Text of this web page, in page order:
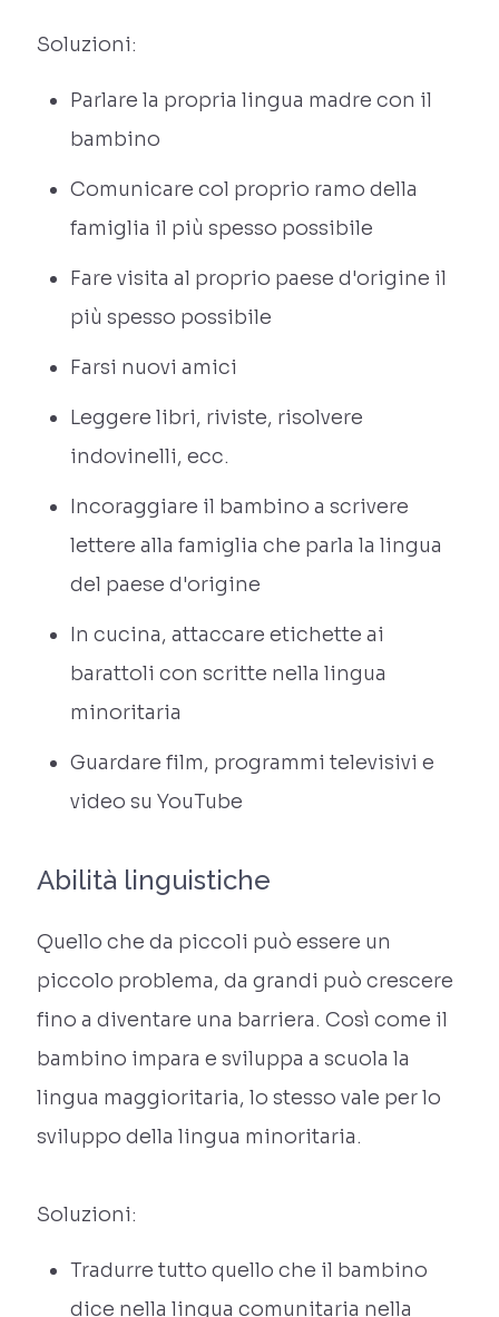
Soluzioni:
Parlare la propria lingua madre con il
bambino
Comunicare col proprio ramo della
famiglia il più spesso possibile
Fare visita al proprio paese d'origine il
più spesso possibile
Farsi nuovi amici
Leggere libri, riviste, risolvere
indovinelli, ecc.
Incoraggiare il bambino a scrivere
lettere alla famiglia che parla la lingua
del paese d'origine
In cucina, attaccare etichette ai
barattoli con scritte nella lingua
minoritaria
Guardare film, programmi televisivi e
video su YouTube
Abilità linguistiche
Quello che da piccoli può essere un
piccolo problema, da grandi può crescere
fino a diventare una barriera. Così come il
bambino impara e sviluppa a scuola la
lingua maggioritaria, lo stesso vale per lo
sviluppo della lingua minoritaria.
Soluzioni:
Tradurre tutto quello che il bambino
dice nella lingua comunitaria nella